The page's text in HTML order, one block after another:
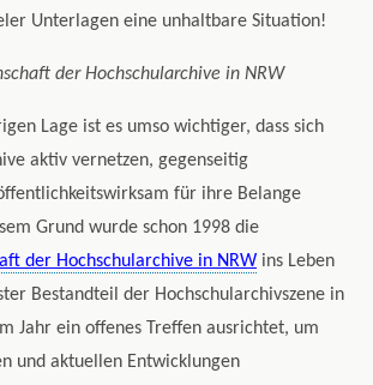
Unterlagen eine unhaltbare Situation!
der Hochschularchive in NRW
Lage ist es umso wichtiger, dass sich
aktiv vernetzen, gegenseitig
für ihre Belange
Grund wurde schon 1998 die
der Hochschularchive in NRW ins Leben
Bestandteil der Hochschularchivszene in
Jahr ein offenes Treffen ausrichtet, um
und aktuellen Entwicklungen